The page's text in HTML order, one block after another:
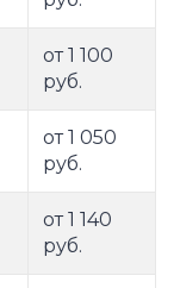
от 1 100
руб.
от 1 050
руб.
от 1 140
руб.